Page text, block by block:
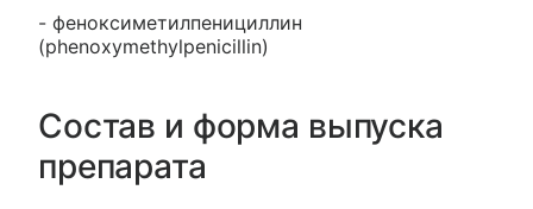
- феноксиметилпенициллин
(phenoxymethylpenicillin)
Состав и форма выпуска
препарата